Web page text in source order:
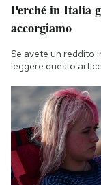
Regala il Post
Hai bisogno
Perché in Italia
accorgiamo
Se avete un reddito
leggere questo